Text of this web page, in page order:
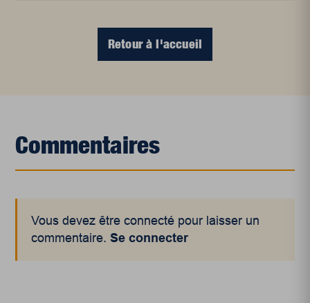
Retour à l'accueil
Commentaires
Vous devez être connecté pour laisser un
commentaire.Se connecter